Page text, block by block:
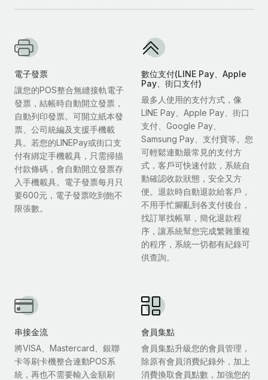
電子發票
讓您的POS整合無縫接軌電子
發票，結帳時自動開立發票，
自動列印發票。可開立紙本發
票、公司統編及支援手機載
具。若您的LINEPay或街口支
付有綁定手機載具，只需掃描
付款條碼，會自動開立發票存
入手機載具。電子發票每月只
要600元，電子發票吃到飽不
限張數。
數位支付(LINE Pay、Apple
Pay、街口支付)
最多人使用的支付方式，像
LINE Pay、Apple Pay、街口
支付、Google Pay、
Samsung Pay、支付寶等。您
可輕鬆連動最常見的支付方
式，客戶可快速付款，系統自
動確認收款狀態，安全又方
便。退款時自動退款給客戶，
不用手忙腳亂到各支付後台，
找訂單找帳單，簡化退款程
序，讓系統幫您完成繁雜重複
的程序，系統一切都有紀錄可
供查詢。
串接金流
將VISA、Mastercard、銀聯
卡等刷卡機整合連動POS系
統，再也不需要輸入金額刷
會員集點
會員集點升級您的會員管理，
除原有會員消費紀錄外，加上
消費換取會員點數，加強您的